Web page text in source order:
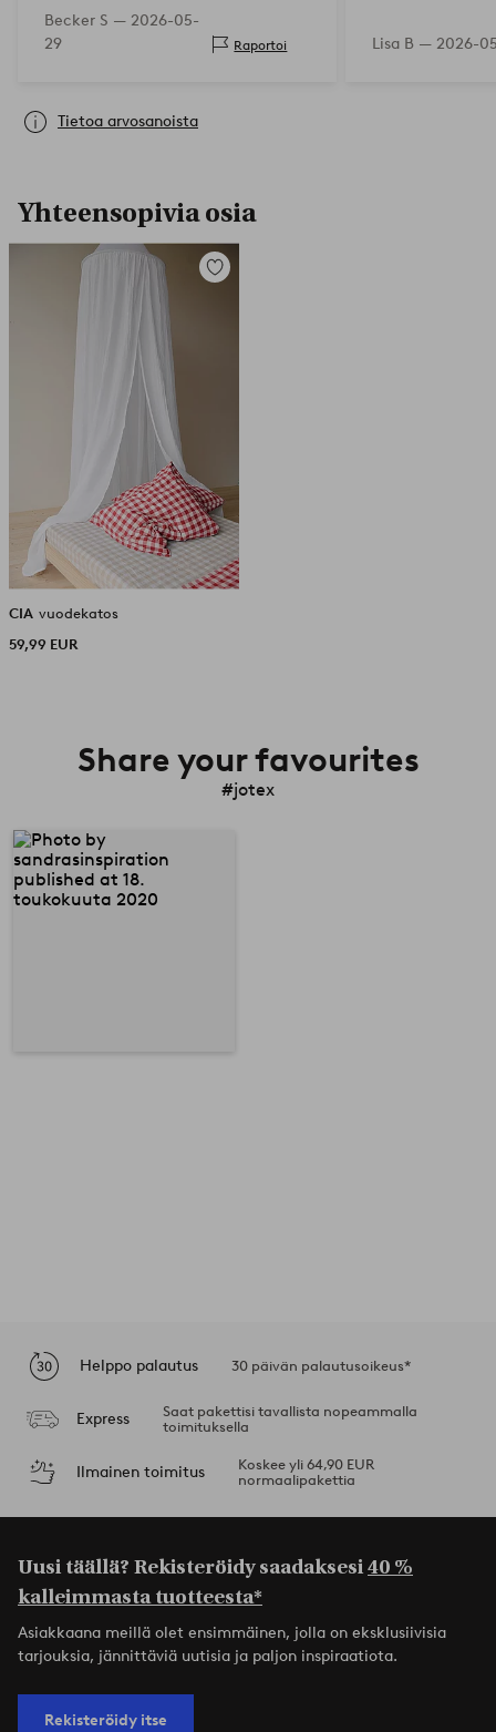
Becker S — 2026-05-
29
Raportoi Lisa B — 2026-
Tietoa arvosanoista
Yhteensopivia osia
Lisää
CIA vuodekatos
59,99 EUR
Share your favourites
#jotex
Helppo palautus 30 päivän palautusoikeus*
Express
Saat pakettisi tavallista nopeammalla
toimituksella
Ilmainen toimitus
Koskee yli 64,90 EUR
normaalipakettia
Uusi täällä? Rekisteröidy saadaksesi40 %
kalleimmasta tuotteesta*
Asiakkaana meillä olet ensimmäinen, jolla on eksklusiivisia
tarjouksia, jännittäviä uutisia ja paljon inspiraatiota.
Rekisteröidy itse